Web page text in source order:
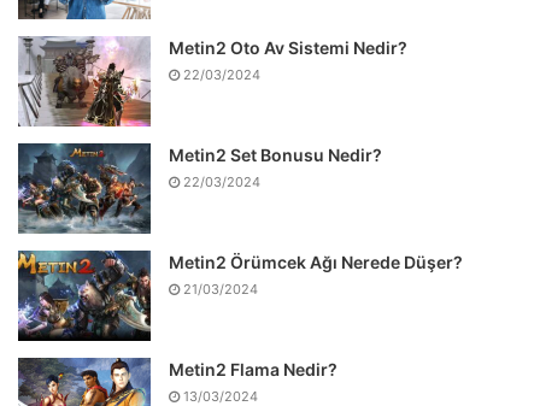
Metin2 Oto Av Sistemi Nedir?
22/03/2024
Metin2 Set Bonusu Nedir?
22/03/2024
Metin2 Örümcek Ağı Nerede Düşer?
21/03/2024
Metin2 Flama Nedir?
13/03/2024